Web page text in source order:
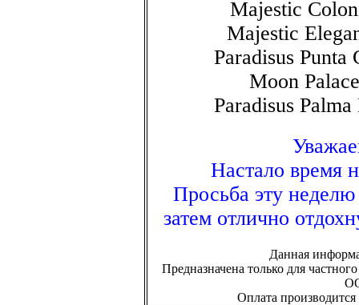
Majestic
Majestic
Paradisus
Moon
Paradisus
Настало время
Просьба эту
затем отлично
Данная
Предназначена только для
Оплата